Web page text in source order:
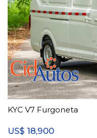
KYC V7 Furgoneta
US$ 18,900